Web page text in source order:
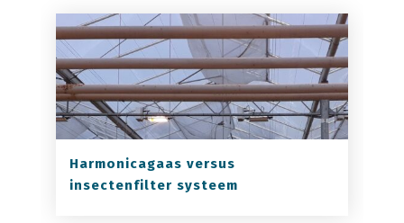
Harmonicagaas versus
insectenfilter systeem